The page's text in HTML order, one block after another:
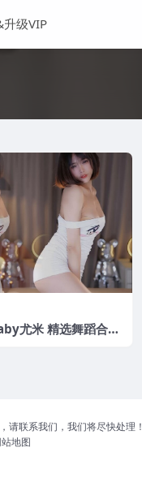
升级VIP
尤米 精选舞蹈合集
请联系我们，我们将尽快处理！
地图